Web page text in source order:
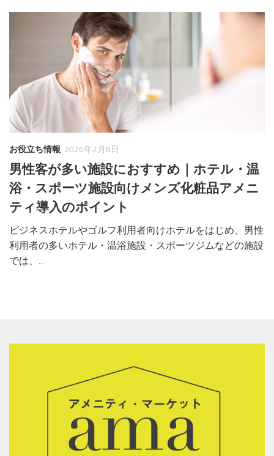
お役立ち情報 2026年2月6日
男性客が多い施設におすすめ｜ホテル・温
浴・スポーツ施設向けメンズ化粧品アメニ
ティ導入のポイント
ビジネスホテルやゴルフ利用者向けホテルをはじめ、男性
利用者の多いホテル・温浴施設・スポーツジムなどの施設
では、...